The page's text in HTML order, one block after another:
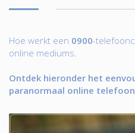
Hoe werkt een 0900-
online mediums.
Ontdek hieronder het
paranormaal online